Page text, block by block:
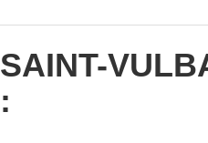
SAINT-
: